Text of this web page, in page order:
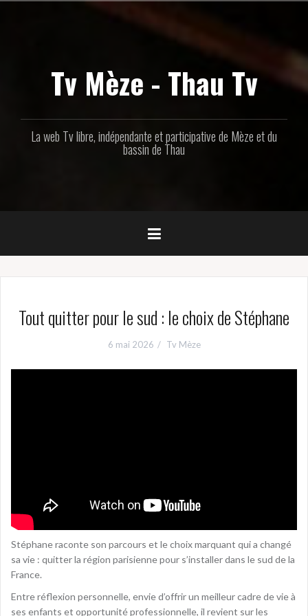
Tv Mèze - Thau Tv
La web Tv libre, indépendante et participative de Mèze et du
bassin de Thau
Tout quitter pour le sud : le choix de Stéphane
6 mai 2026 Tv Mèze
Stéphane raconte son parcours et le choix marquant qui a changé
sa vie : quitter la région parisienne pour s’installer dans le sud de la
France.
Entre réflexion personnelle, envie d’offrir un meilleur cadre de vie à
ses enfants et opportunité professionnelle, il revient sur les